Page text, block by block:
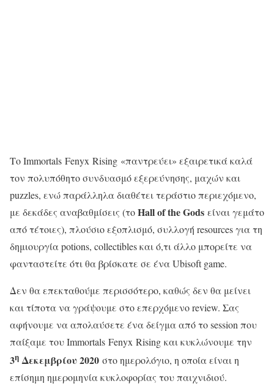
Το Immortals Fenyx Rising «παντρεύει» εξαιρετικά καλά
τον πολυπόθητο συνδυασμό εξερεύνησης, μαχών και
puzzles, ενώ παράλληλα διαθέτει τεράστιο περιεχόμενο,
με δεκάδες αναβαθμίσεις (τοHall of the Gods είναι γεμάτο
από τέτοιες), πλούσιο εξοπλισμό, συλλογή resources για τη
δημιουργία potions, collectibles και ό,τι άλλο μπορείτε να
φανταστείτε ότι θα βρίσκατε σε ένα Ubisoft game.
Δεν θα επεκταθούμε περισσότερο, καθώς δεν θα μείνει
και τίποτα να γράψουμε στο επερχόμενο review. Σας
αφήνουμε να απολαύσετε ένα δείγμα από το session που
παίξαμε του Immortals Fenyx Rising και κυκλώνουμε την
3η Δεκεμβρίου 2020 στο ημερολόγιο, η οποία είναι η
επίσημη ημερομηνία κυκλοφορίας του παιχνιδιού.